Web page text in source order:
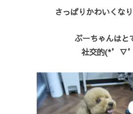
さっぱりかわいくな
ぷーちゃんはと
社交的